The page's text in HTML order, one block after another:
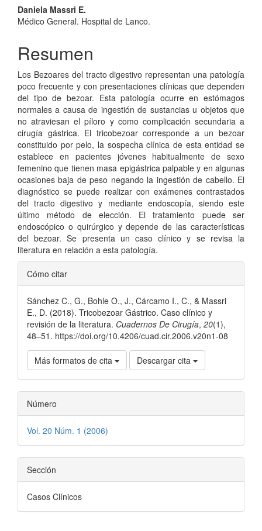
Daniela Massri E.
Médico General. Hospital de Lanco.
Resumen
Los Bezoares del tracto digestivo representan una patología
poco frecuente y con presentaciones clínicas que dependen
del tipo de bezoar. Esta patología ocurre en estómagos
normales a causa de ingestión de sustancias u objetos que
no atraviesan el píloro y como complicación secundaria a
cirugía gástrica. El tricobezoar corresponde a un bezoar
constituido por pelo, la sospecha clínica de esta entidad se
establece en pacientes jóvenes habitualmente de sexo
femenino que tienen masa epigástrica palpable y en algunas
ocasiones baja de peso negando la ingestión de cabello. El
diagnóstico se puede realizar con exámenes contrastados
del tracto digestivo y mediante endoscopía, siendo este
último método de elección. El tratamiento puede ser
endoscópico o quirúrgico y depende de las características
del bezoar. Se presenta un caso clínico y se revisa la
literatura en relación a esta patología.
Detalles
del
artículo
Cómo citar
Sánchez C., G., Bohle O., J., Cárcamo I., C., & Massri
E., D. (2018). Tricobezoar Gástrico. Caso clínico y
revisión de la literatura. Cuadernos De Cirugía, 20(1),
48–51. https://doi.org/10.4206/cuad.cir.2006.v20n1-08
Más formatos de cita Descargar cita
Número
Vol. 20 Núm. 1 (2006)
Sección
Casos Clínicos